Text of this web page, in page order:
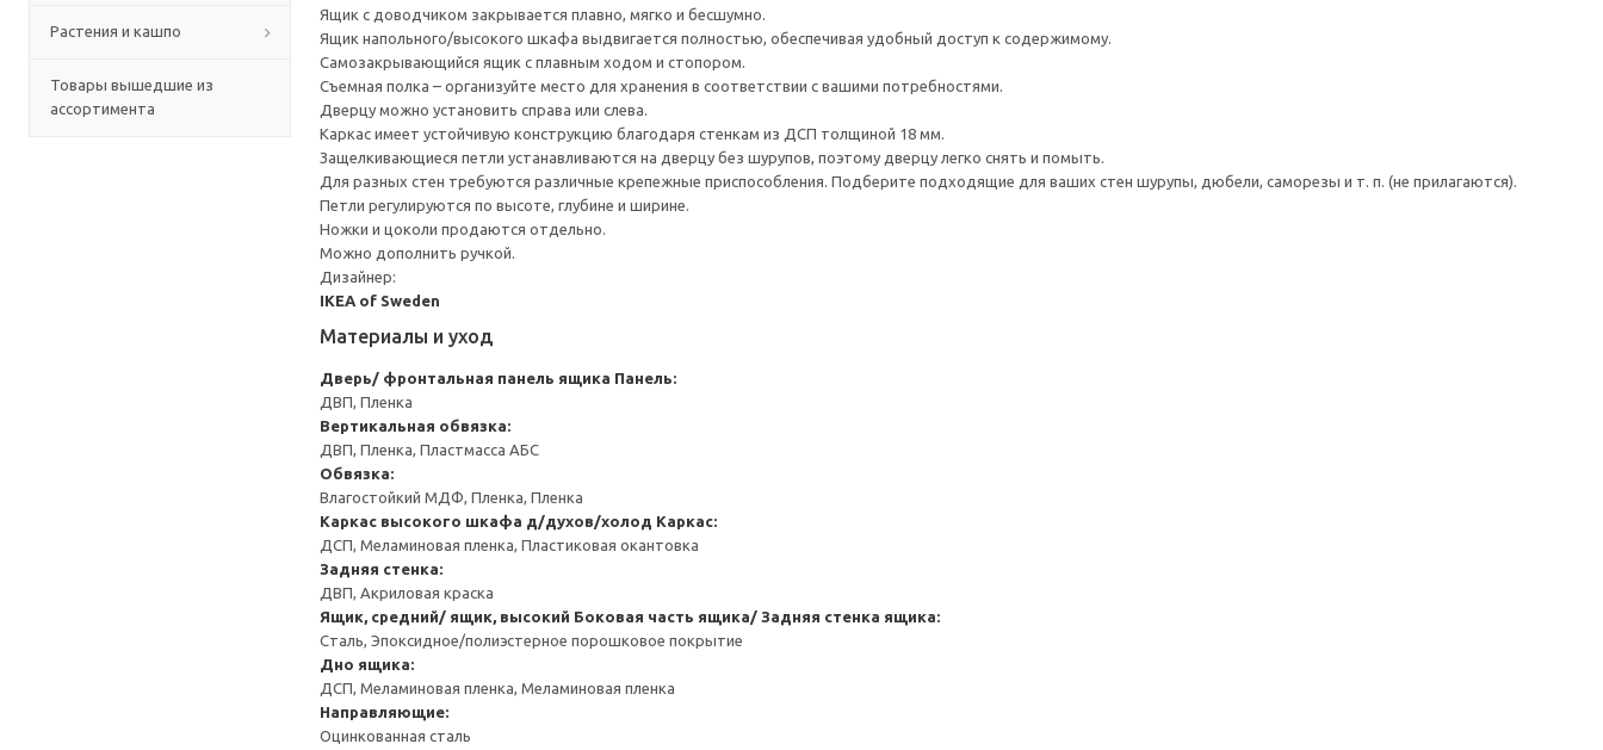
Растения и кашпо
Товары вышедшие из
ассортимента
Ящик с доводчиком закрывается плавно, мягко и бесшумно.
Ящик напольного/высокого шкафа выдвигается полностью, обеспечивая удобный доступ к содержимому.
Cамозакрывающийся ящик с плавным ходом и стопором.
Съемная полка – организуйте место для хранения в соответствии с вашими потребностями.
Дверцу можно установить справа или слева.
Каркас имеет устойчивую конструкцию благодаря стенкам из ДСП толщиной 18 мм.
Защелкивающиеся петли устанавливаются на дверцу без шурупов, поэтому дверцу легко снять и помыть.
Для разных стен требуются различные крепежные приспособления. Подберите подходящие для ваших стен шурупы, дюбели, саморезы и т. п. (не прилагаются).
Петли регулируются по высоте, глубине и ширине.
Ножки и цоколи продаются отдельно.
Можно дополнить ручкой.
Дизайнер:
IKEA of Sweden
Материалы и уход
Дверь/ фронтальная панель ящика Панель:
ДВП, Пленка
Вертикальная обвязка:
ДВП, Пленка, Пластмасса АБС
Обвязка:
Влагостойкий МДФ, Пленка, Пленка
Каркас высокого шкафа д/духов/холод Каркас:
ДСП, Меламиновая пленка, Пластиковая окантовка
Задняя стенка:
ДВП, Акриловая краска
Ящик, средний/ ящик, высокий Боковая часть ящика/ Задняя стенка ящика:
Сталь, Эпоксидное/полиэстерное порошковое покрытие
Дно ящика:
ДСП, Меламиновая пленка, Меламиновая пленка
Направляющие:
Оцинкованная сталь